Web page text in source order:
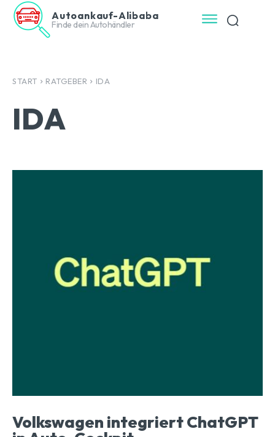
Autoankauf-Alibaba
Finde dein Autohändler
START RATGEBER IDA
IDA
Volkswagen integriert ChatGPT